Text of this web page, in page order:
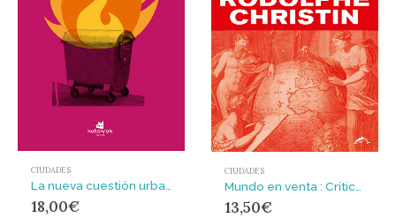
CIUDADES
La nueva cuestión urbana
18,00€
CIUDADES
13,50€